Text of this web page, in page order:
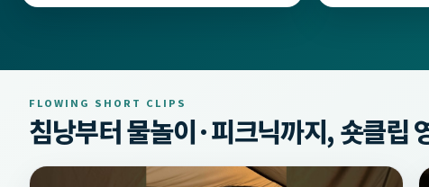
FLOWING SHORT CLIPS
침낭부터 물놀이·피크닉까지, 숏클립